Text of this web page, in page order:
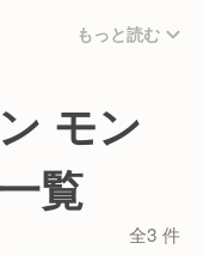
スタッフ一人ひと
で、飲食店の経
、養殖など多岐に
もっと読む
モン
覧
全3 件